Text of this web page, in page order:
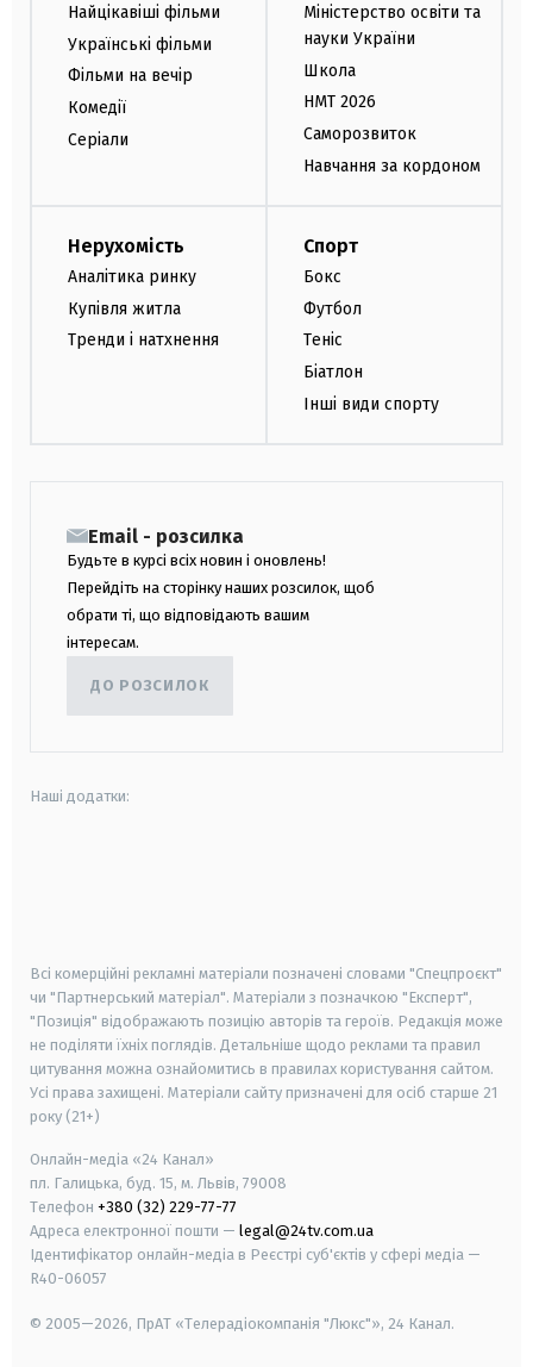
Найцікавіші фільми
Українські фільми
Фільми на вечір
Комедії
Серіали
Міністерство освіти та
науки України
Школа
НМТ 2026
Саморозвиток
Навчання за кордоном
Нерухомість
Аналітика ринку
Купівля житла
Тренди і натхнення
Спорт
Бокс
Футбол
Теніс
Біатлон
Інші види спорту
Email - розсилка
Будьте в курсі всіх новин і оновлень!
Перейдіть на сторінку наших розсилок, щоб
обрати ті, що відповідають вашим
інтересам.
ДО РОЗСИЛОК
Наші додатки:
Всі комерційні рекламні матеріали позначені словами "Спецпроєкт"
чи "Партнерський матеріал". Матеріали з позначкою "Експерт",
"Позиція" відображають позицію авторів та героїв. Редакція може
не поділяти їхніх поглядів. Детальніше щодо реклами та правил
цитування можна ознайомитись в правилах користування сайтом.
Усі права захищені. Матеріали сайту призначені для осіб старше 21
року (21+)
Онлайн-медіа «24 Канал»
пл. Галицька, буд. 15, м. Львів, 79008
Телефон +380 (32) 229-77-77
Адреса електронної пошти — legal@24tv.com.ua
Ідентифікатор онлайн-медіа в Реєстрі суб'єктів у сфері медіа —
R40-06057
© 2005—2026, ПрАТ «Телерадіокомпанія "Люкс"», 24 Канал.